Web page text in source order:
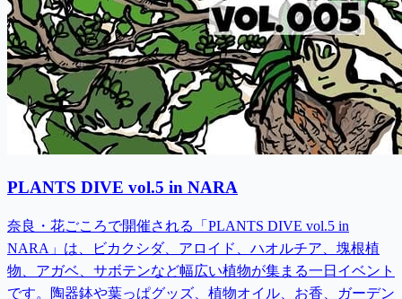
PLANTS DIVE vol.5 in NARA
奈良・花ごころで開催される「PLANTS DIVE vol.5 in
NARA」は、ビカクシダ、アロイド、ハオルチア、塊根植
物、アガベ、サボテンなど幅広い植物が集まる一日イベント
です。陶器鉢や葉っぱグッズ、植物オイル、お香、ガーデン